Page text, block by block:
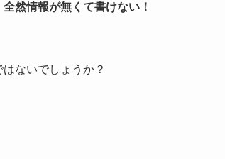
然情報が無くて書けない！
ないでしょうか？